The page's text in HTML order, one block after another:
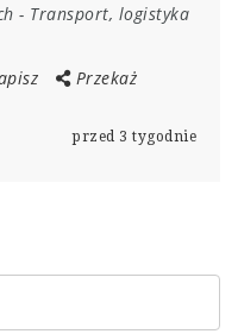
- Transport, logistyka
Przekaż
przed 3 tygodnie